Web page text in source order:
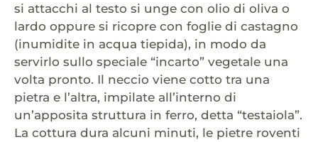
si attacchi al testo si unge con olio di oliva o
lardo oppure si ricopre con foglie di castagno
(inumidite in acqua tiepida), in modo da
servirlo sullo speciale “incarto” vegetale una
volta pronto. Il neccio viene cotto tra una
pietra e l’altra, impilate all’interno di
un’apposita struttura in ferro, detta “testaiola”.
La cottura dura alcuni minuti, le pietre roventi